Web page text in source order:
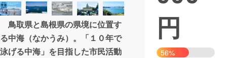
まちづくり・地域活性化
CAMPFIRE for Social Good
CAMPFIRE Creation
鳥取県と島根県の県境に位置す
る中海（なかうみ）。「１０年で
泳げる中海」を目指した市民活動
円
56%